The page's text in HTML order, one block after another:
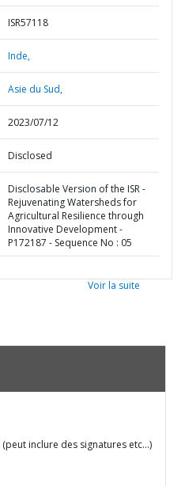
ISR57118
Inde,
Asie du Sud,
2023/07/12
Disclosed
Disclosable Version of the ISR -
Rejuvenating Watersheds for
Agricultural Resilience through
Innovative Development -
P172187 - Sequence No : 05
Voir la suite
inclure des signatures etc…)